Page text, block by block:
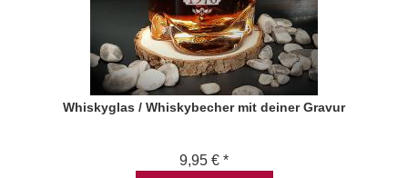
Whiskyglas / Whiskybecher mit deiner Gravur
9,95 € *